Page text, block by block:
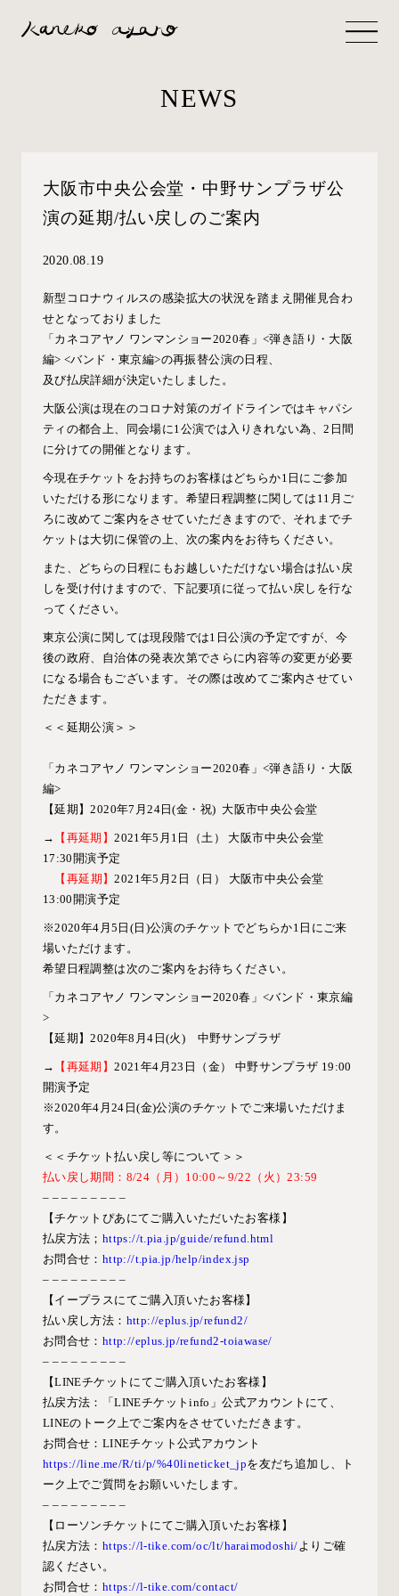
NEWS
大阪市中央公会堂・中野サンプラザ公
演の延期/払い戻しのご案内
2020.08.19
新型コロナウィルスの感染拡大の状況を踏まえ開催見合わ
せとなっておりました
「カネコアヤノ ワンマンショー2020春」<弾き語り・大阪
編> <バンド・東京編>の再振替公演の日程、
及び払戻詳細が決定いたしました。
大阪公演は現在のコロナ対策のガイドラインではキャパシ
ティの都合上、同会場に 1 公演では入りきれない為、2 日間
に分けての開催となります。
今現在チケットをお持ちのお客様はどちらか1 日にご参加
いただける形になります。希望日程調整に関しては 11 月ご
ろに改めてご案内をさせていただきますので、それまでチ
ケットは大切に保管の上、次の案内をお待ちください。
また、どちらの日程にもお越しいただけない場合は払い戻
しを受け付けますので、下記要項に従って払い戻しを行な
ってください。
東京公演に関しては現段階では1 日公演の予定ですが、今
後の政府、自治体の発表次第でさらに内容等の変更が必要
になる場合もございます。その際は改めてご案内させてい
ただきます。
＜＜延期公演＞＞
「カネコアヤノ ワンマンショー2020春」<弾き語り・大阪
編>
【延期】2020年7 月24日(金・祝) 大阪市中央公会堂
→ 【再延期】2021年5 月 1 日（土） 大阪市中央公会堂
17:30開演予定
【再延期】2021年5 月2 日（日） 大阪市中央公会堂
13:00開演予定
※2020年4 月5 日 (日 )公演のチケットでどちらか1 日にご来
場いただけます。
希望日程調整は次のご案内をお待ちください。
「カネコアヤノ ワンマンショー2020春」<バンド・東京編
>
【延期】2020年8 月4 日(火 ) 中野サンプラザ
→ 【再延期】2021年4 月23 日（金） 中野サンプラザ 19:00
開演予定
※2020年4 月24 日(金)公演のチケットでご来場いただけま
す。
＜＜チケット払い戻し等について＞＞
払い戻し期間：8/24（月）10:00～9/22（火）23:59
– – – – – – – – –
【チケットぴあにてご購入いただいたお客様】
払戻方法； https://t.pia.jp/guide/refund.html
お問合せ： http://t.pia.jp/help/index.jsp
– – – – – – – – –
【イープラスにてご購入頂いたお客様】
払い戻し方法： http://eplus.jp/refund2/
お問合せ： http://eplus.jp/refund2-toiawase/
– – – – – – – – –
【LINEチケットにてご購入頂いたお客様】
払戻方法：「LINEチケットinfo 」公式アカウントにて、
LINEのトーク上でご案内をさせていただきます。
お問合せ：LINEチケット公式アカウント
https://line.me/R/ti/p/%40lineticket_jpを友だち追加し、ト
ーク上でご質問をお願いいたします。
– – – – – – – – –
【ローソンチケットにてご購入頂いたお客様】
払戻方法： https://l-tike.com/oc/lt/haraimodoshi/ よりご確
認ください。
お問合せ： https://l-tike.com/contact/